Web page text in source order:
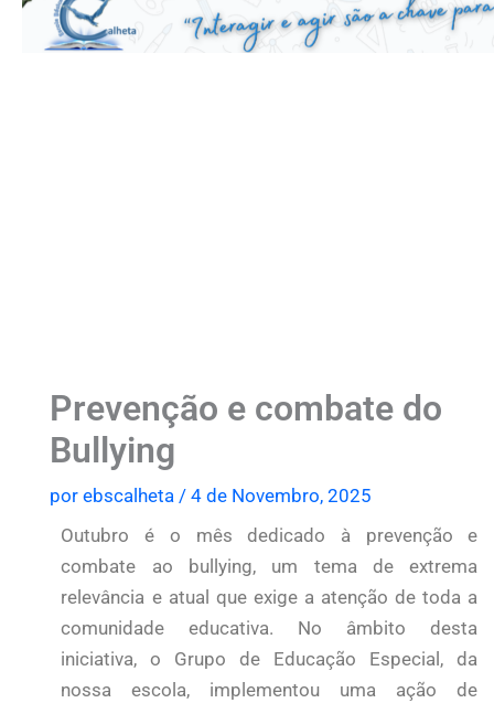
Prevenção e combate do
Bullying
porebscalheta/4 de Novembro, 2025
Outubro é o mês dedicado à prevenção e
combate ao bullying, um tema de extrema
relevância e atual que exige a atenção de toda a
comunidade educativa. No âmbito desta
iniciativa, o Grupo de Educação Especial, da
nossa escola, implementou uma ação de